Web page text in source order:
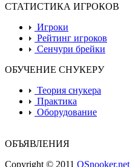
СТАТИСТИКА ИГРОКОВ
Игроки
Рейтинг игроков
Сенчури брейки
ОБУЧЕНИЕ СНУКЕРУ
Теория снукера
Практика
Оборудование
ОБЪЯВЛЕНИЯ
Copyright © 2011 OSnooker.net